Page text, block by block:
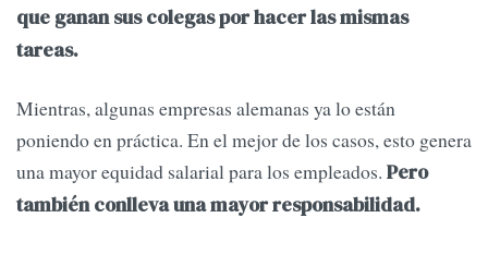
que ganan sus colegas por hacer las mismas
tareas.
Mientras, algunas empresas alemanas ya lo están
poniendo en práctica. En el mejor de los casos, esto genera
una mayor equidad salarial para los empleados. Pero
también conlleva una mayor responsabilidad.